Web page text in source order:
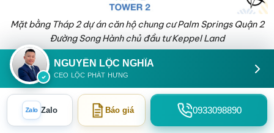
Mặt bằng Tháp 2 dự án căn hộ chung cư Palm Springs Quận 2
Đường Song Hành chủ đầu tư Keppel Land
NGUYỄN LỘC NGHĨA
CEO LỘC PHÁT HƯNG
Zalo Zalo Báo giá 0933098890